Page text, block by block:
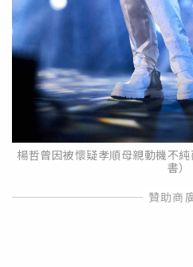
楊哲曾因被懷疑孝順母親動機不
書）